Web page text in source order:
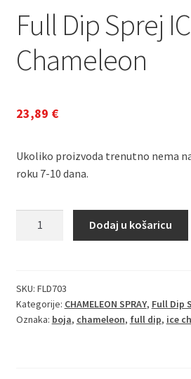
Full Dip Sprej
Chameleon
23,89 €
Ukoliko proizvoda trenutno nema
roku 7-10 dana.
Chameleon
količina
Dodaj u košaricu
SKU: FLD703
Kategorije: CHAMELEON SPRAY, Full Dip
Oznaka: boja, chameleon, full dip, ice